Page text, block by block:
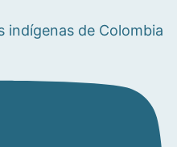
indígenas de Colombia